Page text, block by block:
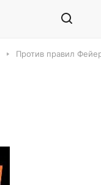
Против правил